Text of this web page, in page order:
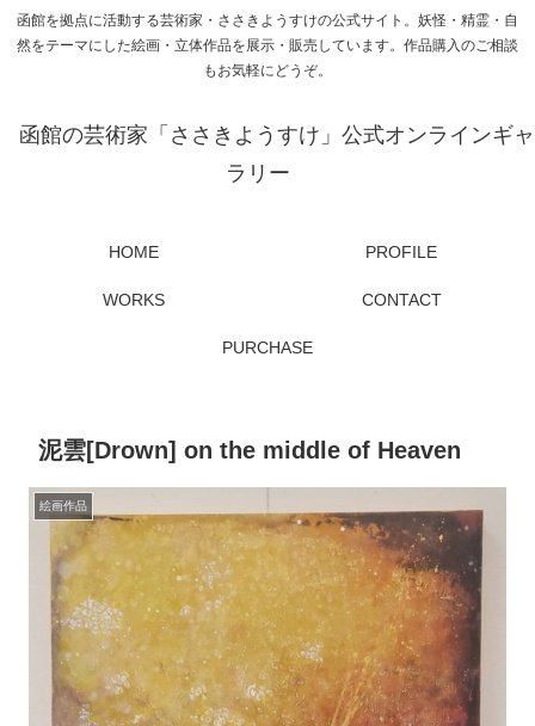
函館を拠点に活動する芸術家・ささきようすけの公式サイト。妖怪・精霊・自
然をテーマにした絵画・立体作品を展示・販売しています。作品購入のご相談
もお気軽にどうぞ。
函館の芸術家「ささきようすけ」公式オンラインギャ
ラリー
HOME PROFILE
WORKS CONTACT
PURCHASE
泥雲[Drown] on the middle of Heaven
絵画作品